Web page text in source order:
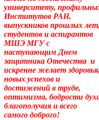
университету,
Институтов РАН,
выпускников прошлых лет,
студентов и аспирантов
МШЭ МГУс
наступающим Днем
защитника Отечества и
искренне желает здоровья,
новых успехов и
достижений в труде,
оптимизма, бодрости
благополучия и всего
самого доброго!